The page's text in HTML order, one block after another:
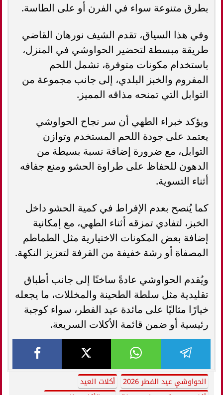
بطرق متنوعة سواء في الفرن أو على الطاسة.
وفي هذا السياق، تقدم الشيف نورهان القاضي
طريقة مبسطة لتحضير الحواوشي في المنزل،
باستخدام مكونات متوفرة، تشمل اللحم
المفروم والخبز البلدي، إلى جانب مجموعة من
التوابل التي تمنحه مذاقه المميز.
ويؤكد خبراء الطهي أن سر نجاح الحواوشي
يعتمد على جودة اللحم المستخدم وتوازن
التوابل، مع ضرورة إضافة نسبة بسيطة من
الدهون للحفاظ على طراوة الحشو ومنع جفافه
أثناء التسوية.
كما يُنصح بعدم الإفراط في كمية الحشو داخل
الخبز، لتفادي تمزقه أثناء الطهي، مع إمكانية
إضافة بعض المكونات الاختيارية مثل الطماطم
المصفاة أو رشة خفيفة من القرفة لتعزيز النكهة.
ويُقدم الحواوشي عادةً ساخنًا إلى جانب أطباق
تقليدية مثل سلطة الطحينة والمخللات، ما يجعله
خيارًا مثاليًا على مائدة عيد الفطر، سواء كوجبة
رئيسية أو ضمن قائمة الأكلات السريعة.
الحواوشي عيد الفطر 2026
أكلات العيد